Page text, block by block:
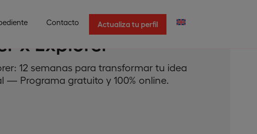
Contacto Actualiza tu perfil
x Explorer
12 semanas para transformar tu idea
— Programa gratuito y 100% online.